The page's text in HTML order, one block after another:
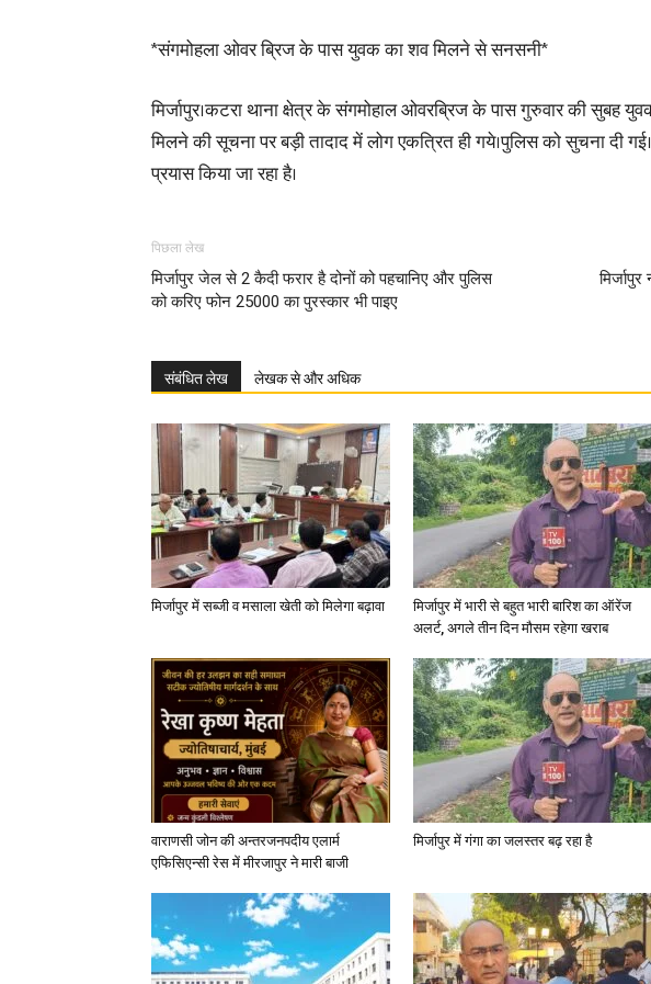
*संगमोहला ओवर ब्रिज के पास युवक का शव मिलने से सनसनी*
मिर्जापुर।कटरा थाना क्षेत्र के संगमोहाल ओवरब्रिज के पास गुरुवार की
मिलने की सूचना पर बड़ी तादाद में लोग एकत्रित ही गये।पुलिस को सुचना दी
प्रयास किया जा रहा है।
पिछला लेख
मिर्जापुर जेल से 2 कैदी फरार है दोनों को पहचानिए और पुलिस
को करिए फोन 25000 का पुरस्कार भी पाइए
संबंधित लेख लेखक से और अधिक
मिर्जापुर में सब्जी व मसाला खेती को मिलेगा बढ़ावा
मिर्जापुर में भारी से बहुत भारी बारिश का ऑरेंज
अलर्ट, अगले तीन दिन मौसम रहेगा खराब
वाराणसी जोन की अन्तरजनपदीय एलार्म
एफिसिएन्सी रेस में मीरजापुर ने मारी बाजी
मिर्जापुर में गंगा का जलस्तर बढ़ रहा है